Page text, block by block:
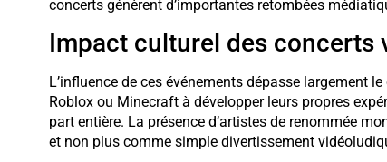
concerts génèrent d’importantes retombées
Impact culturel des concerts
L’influence de ces événements dépasse largement
Roblox ou Minecraft à développer leurs propres
part entière. La présence d’artistes de renommée
et non plus comme simple divertissement